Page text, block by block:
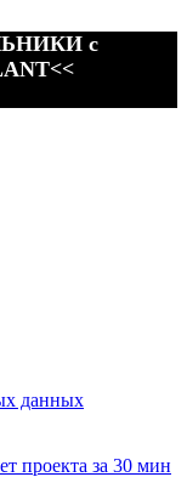
с
данных
проекта за 30 мин